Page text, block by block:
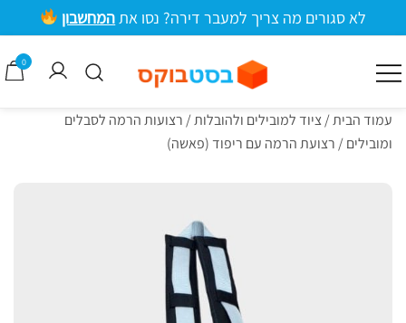
לתוכן
לא סגורים מה צריך למעבר דירה? נסו את המחשבון
בסטבוקס
0
עמוד הבית/ציוד למובילים ולהובלות/ רצועות הרמה לסבלים
ומובילים/ רצועת הרמה עם ריפוד (פאשה)